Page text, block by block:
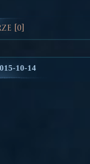
[0]
10-14